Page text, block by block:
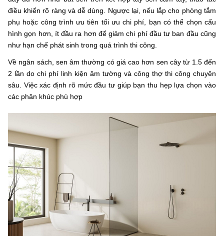
điều khiển rõ ràng và dễ dùng. Ngược lại, nếu lắp cho phòng tắm
phụ hoặc công trình ưu tiên tối ưu chi phí, bạn có thể chọn cấu
hình gọn hơn, ít đầu ra hơn để giảm chi phí đầu tư ban đầu cũng
như hạn chế phát sinh trong quá trình thi công.
Về ngân sách, sen âm thường có giá cao hơn sen cây từ 1.5 đến
2 lần do chi phí linh kiện âm tường và công thợ thi công chuyên
sâu. Việc xác định rõ mức đầu tư giúp bạn thu hẹp lựa chọn vào
các phân khúc phù hợp